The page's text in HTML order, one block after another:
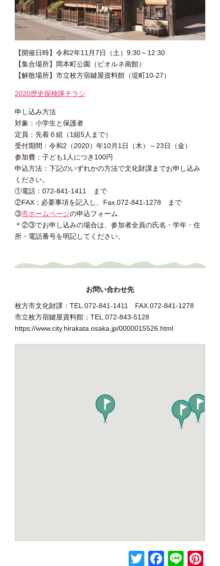
【開催日時】令和2年11月7日（土）9:30～12:30
【集合場所】岡本町公園（ビオルネ南館）
【解散場所】市立枚方宿鍵屋資料館（堤町10-27）
2020歴史探検隊チラシ
申し込み方法
対象：小学生と保護者
定員：先着６組（1組5人まで）
受付期間：令和2（2020）年10月1日（木）～23日（金）
参加費：子ども1人につき100円
申込方法：下記のいずれかの方法で文化財課までお申し込み
ください。
①電話：072-841-1411 まで
②FAX：必要事項を記入し、Fax.072-841-1278 まで
③市ホームページの申込フォーム
＊②③でお申し込みの場合は、参加者全員の氏名・学年・住
所・電話番号を明記してください。
お問い合わせ先
枚方市文化財課：TEL.072-841-1411 FAX.072-841-1278
市立枚方宿鍵屋資料館：TEL.072-843-5128
https://www.city.hirakata.osaka.jp/0000015526.html
T F Li